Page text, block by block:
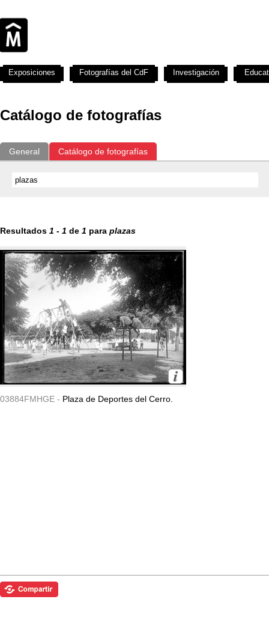
Catálogo de fotografías
General Catálogo de fotografías
Resultados 1 - 1 de 1 para plazas
03884FMHGE - Plaza de Deportes del Cerro.
Exposiciones Fotografías del CdF Investigación